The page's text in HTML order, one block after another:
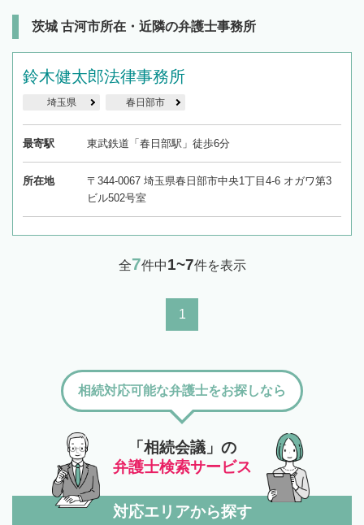
を加えて再検索
茨城 古河市所在・近隣の弁護士事務所
鈴木健太郎法律事務所
埼玉県 春日部市
最寄駅 東武鉄道「春日部駅」徒歩6分
所在地
〒344-0067 埼玉県春日部市中央1丁目4-6 オガワ第3
ビル502号室
全7件中1~7件を表示
1
「相続会議」の
弁護士検索サービス
相続対応可能な弁護士をお探しなら
対応エリアから探す